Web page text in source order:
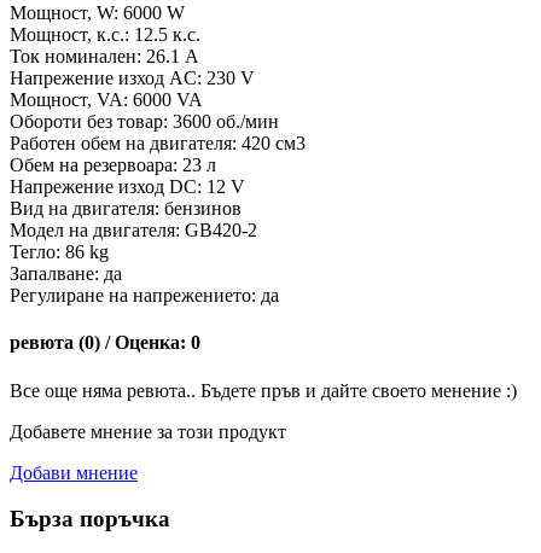
Мощност, W: 6000 W
Мощност, к.с.: 12.5 к.с.
Ток номинален: 26.1 A
Напрежение изход AC: 230 V
Мощност, VA: 6000 VA
Обороти без товар: 3600 об./мин
Работен обем на двигателя: 420 см3
Обем на резервоара: 23 л
Напрежение изход DC: 12 V
Вид на двигателя: бензинов
Модел на двигателя: GB420-2
Тегло: 86 kg
Запалване: да
Регулиране на напрежението: да
ревюта (0) / Оценка: 0
Все още няма ревюта.. Бъдете пръв и дайте своето менение :)
Добавете мнение за този продукт
Добави мнение
Бърза поръчка